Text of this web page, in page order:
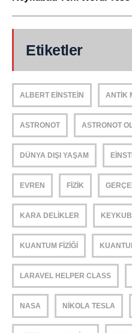
Etiketler
ALBERT EINSTEIN ANTIK
ASTRONOT ASTRONOT
DÜNYA DIŞI YAŞAM
EVREN FIZIK
KARA DELIKLER
KUANTUM FIZIĞI
LARAVEL HELPER CLASS
NASA NIKOLA TESLA